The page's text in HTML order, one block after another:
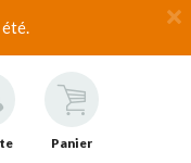
Panier